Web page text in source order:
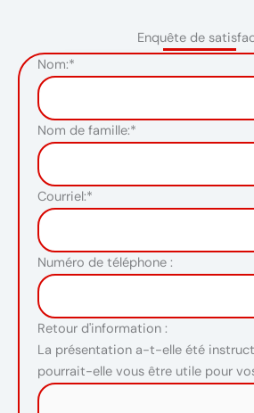
Enquête de
Nom:*
Nom de famille:*
Courriel:*
Numéro de téléphone :
Retour d'information :
La présentation a-t-elle été
pourrait-elle vous être utile pour